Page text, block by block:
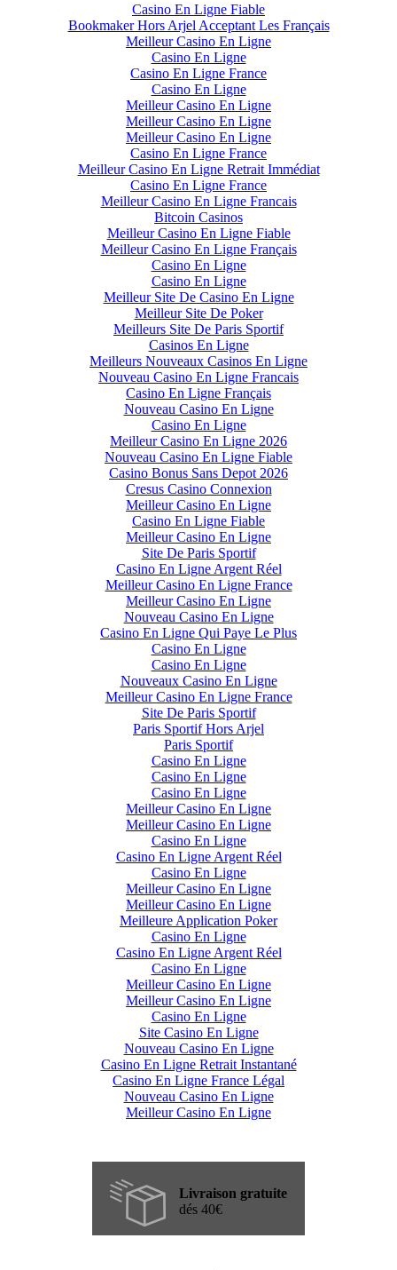
Casino En Ligne Fiable
Bookmaker Hors Arjel Acceptant Les Français
Meilleur Casino En Ligne
Casino En Ligne
Casino En Ligne France
Casino En Ligne
Meilleur Casino En Ligne
Meilleur Casino En Ligne
Meilleur Casino En Ligne
Casino En Ligne France
Meilleur Casino En Ligne Retrait Immédiat
Casino En Ligne France
Meilleur Casino En Ligne Francais
Bitcoin Casinos
Meilleur Casino En Ligne Fiable
Meilleur Casino En Ligne Français
Casino En Ligne
Casino En Ligne
Meilleur Site De Casino En Ligne
Meilleur Site De Poker
Meilleurs Site De Paris Sportif
Casinos En Ligne
Meilleurs Nouveaux Casinos En Ligne
Nouveau Casino En Ligne Francais
Casino En Ligne Français
Nouveau Casino En Ligne
Casino En Ligne
Meilleur Casino En Ligne 2026
Nouveau Casino En Ligne Fiable
Casino Bonus Sans Depot 2026
Cresus Casino Connexion
Meilleur Casino En Ligne
Casino En Ligne Fiable
Meilleur Casino En Ligne
Site De Paris Sportif
Casino En Ligne Argent Réel
Meilleur Casino En Ligne France
Meilleur Casino En Ligne
Nouveau Casino En Ligne
Casino En Ligne Qui Paye Le Plus
Casino En Ligne
Casino En Ligne
Nouveaux Casino En Ligne
Meilleur Casino En Ligne France
Site De Paris Sportif
Paris Sportif Hors Arjel
Paris Sportif
Casino En Ligne
Casino En Ligne
Casino En Ligne
Meilleur Casino En Ligne
Meilleur Casino En Ligne
Casino En Ligne
Casino En Ligne Argent Réel
Casino En Ligne
Meilleur Casino En Ligne
Meilleur Casino En Ligne
Meilleure Application Poker
Casino En Ligne
Casino En Ligne Argent Réel
Casino En Ligne
Meilleur Casino En Ligne
Meilleur Casino En Ligne
Casino En Ligne
Site Casino En Ligne
Nouveau Casino En Ligne
Casino En Ligne Retrait Instantané
Casino En Ligne France Légal
Nouveau Casino En Ligne
Meilleur Casino En Ligne
Livraison gratuite
dés 40€